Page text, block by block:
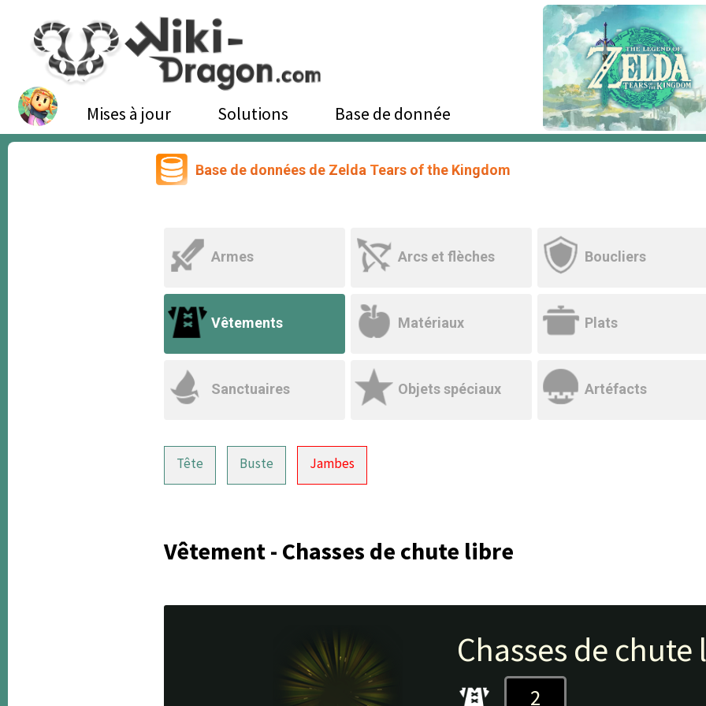
Mises à jour Solutions Base de donnée
Base de données de Zelda Tears of the Kingdom
Armes Arcs et flèches Boucliers
Vêtements Matériaux Plats
Sanctuaires Objets spéciaux Artéfacts
Tête Buste Jambes
Vêtement - Chasses de chute libre
Chasses de chute
2